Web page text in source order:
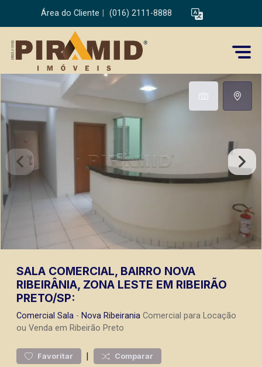
Área do Cliente (016) 2111-8888
SALA COMERCIAL, BAIRRO NOVA
RIBEIRÂNIA, ZONA LESTE EM RIBEIRÃO
PRETO/SP:
Comercial Sala - Nova Ribeirania Comercial para Locação
ou Venda em Ribeirão Preto
Favoritar | Comparar